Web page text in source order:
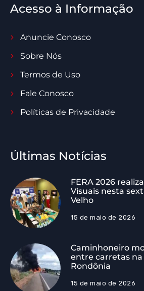
Acesso à Informação
Anuncie Conosco
Sobre Nós
Termos de Uso
Fale Conosco
Políticas de Privacidade
Últimas Notícias
FERA 2026
Visuais nesta
Velho
15 de maio de 2026
Caminhoneiro
entre carretas na
Rondônia
15 de maio de 2026